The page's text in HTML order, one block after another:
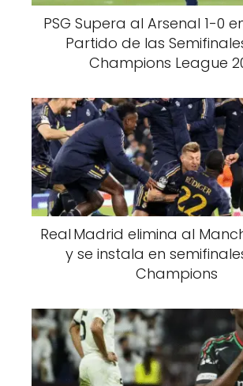
PSG Supera al Arsenal 1-0
Partido de las
Champions League
Real Madrid elimina al
y se instala en
Champions